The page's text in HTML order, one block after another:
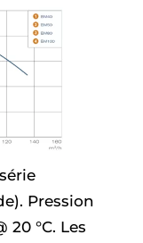
Pression
20 °C. Les